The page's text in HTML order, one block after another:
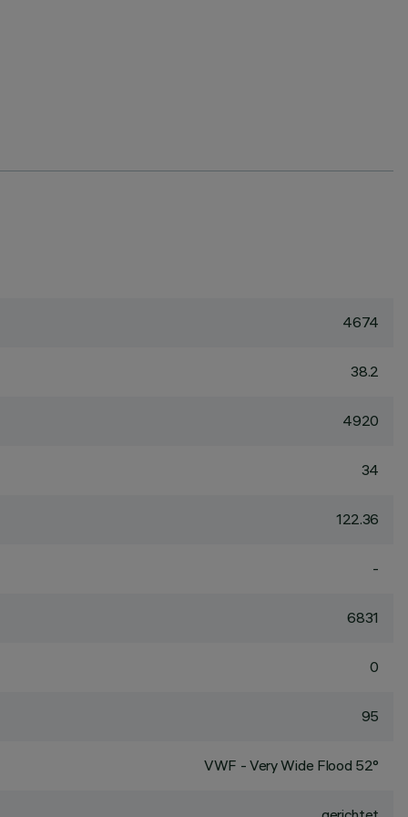
4674
38.2
4920
34
122.36
-
6831
0
95
VWF - Very Wide Flood 52°